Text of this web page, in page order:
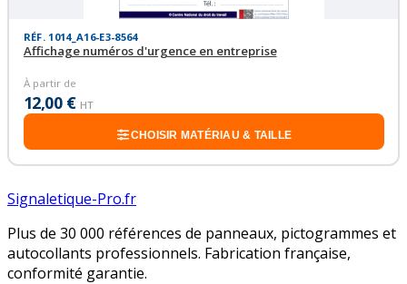
RÉF. 1014_A16-E3-8564
Affichage numéros d'urgence en entreprise
À partir de
12,00 € HT
CHOISIR MATÉRIAU & TAILLE
Signaletique-Pro.fr
Plus de 30 000 références de panneaux, pictogrammes et
autocollants professionnels. Fabrication française,
conformité garantie.